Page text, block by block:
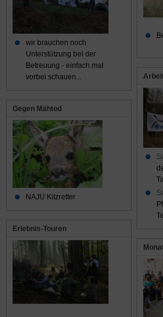
wir brauchen noch
Unterstützung bei der
Betreuung - einfach mal
vorbei schauen...
Gegen Mähtod
NAJU Kitzretter
Erlebnis-Touren